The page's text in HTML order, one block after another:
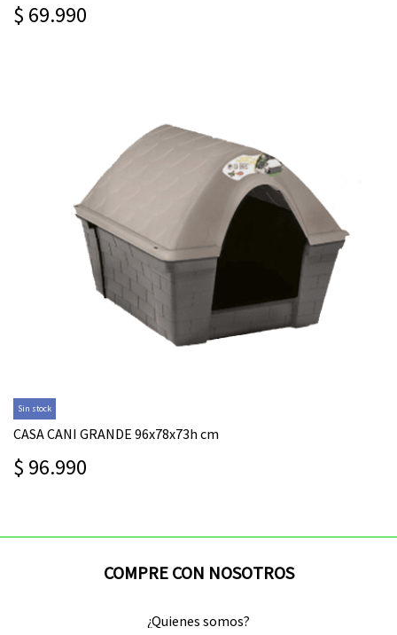
$ 69.990
Sin stock
CASA CANI GRANDE 96x78x73h cm
$ 96.990
COMPRE CON NOSOTROS
¿Quienes somos?